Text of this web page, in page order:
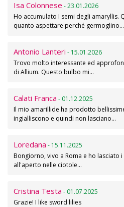
Isa Colonnese - 23.01.2026
Ho accumulato I semi degli amaryllis.
quanto aspettare perché germoglino…
Antonio Lanteri - 15.01.2026
Trovo molto interessante ed
di Allium. Questo bulbo mi…
Calati Franca - 01.12.2025
Il mio amarillide ha prodotto
ingialliscono e quindi non lasciano…
Loredana - 15.11.2025
Bongiorno, vivo a Roma e ho lasciato
all'aperto nelle ciotole…
Cristina Testa - 01.07.2025
Grazie! I like sword lilies